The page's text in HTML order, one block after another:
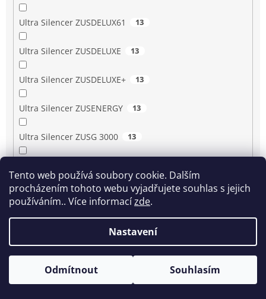
Tento web používá soubory cookie. Dalším
procházením tohoto webu vyjadřujete souhlas s jejich
používáním.. Více informacízde.
Nastavení
Odmítnout Souhlasím
Ultra Silencer ZUSDELUX61 13
Ultra Silencer ZUSDELUXE 13
Ultra Silencer ZUSDELUXE+ 13
Ultra Silencer ZUSENERGY 13
Ultra Silencer ZUSG 3000 13
Ultra Silencer ZUSG 4061 13
Ultra Silencer ZUSGREEN 13